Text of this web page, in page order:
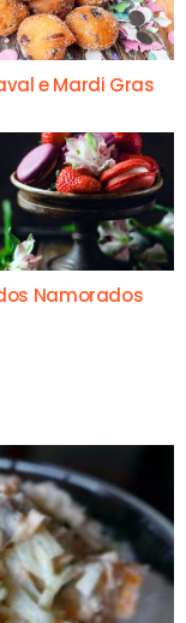
e Mardi Gras
Namorados